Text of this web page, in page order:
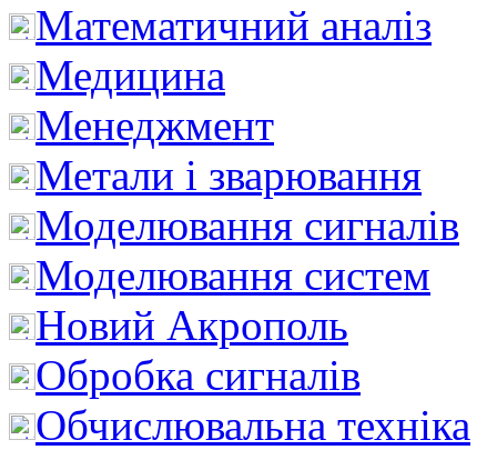
Математичний аналіз
Медицина
Менеджмент
Метали і зварювання
Моделювання сигналів
Моделювання систем
Новий Акрополь
Обробка сигналів
Обчислювальна техніка